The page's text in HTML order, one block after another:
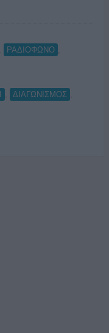
ΡΑΔΙΟΦΩΝΟ
ΔΙΑΓΩΝΙΣΜΟΣ